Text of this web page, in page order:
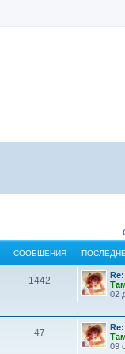
СООБЩЕНИЯ
1442
02
47
09